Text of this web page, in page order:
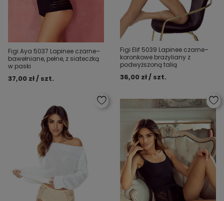
Figi Aya 5037 Lapinee czarne–
bawełniane, pełne, z siateczką
w paski
37,00 zł / szt.
Figi Elif 5039 Lapinee czarne–
koronkowe brazyliany z
podwyższoną talią
36,00 zł / szt.